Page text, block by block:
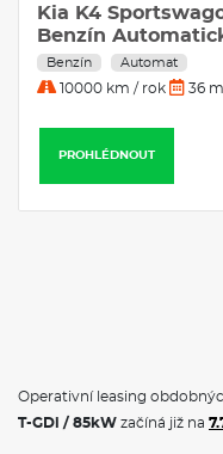
Navigace
GDI 110 kW
5.788 Kč
Operativní leasing
T-GDi / 85kW začíná již na